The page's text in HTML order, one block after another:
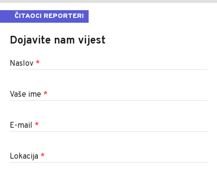
ČITAOCI REPORTERI
Dojavite nam vijest
Naslov *
Vaše ime *
E-mail *
Lokacija *